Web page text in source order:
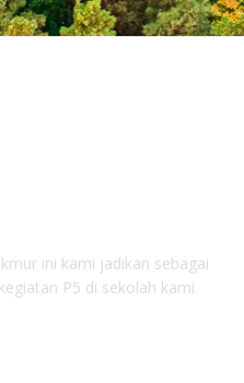
ini kami jadikan sebagai
P5 di sekolah kami